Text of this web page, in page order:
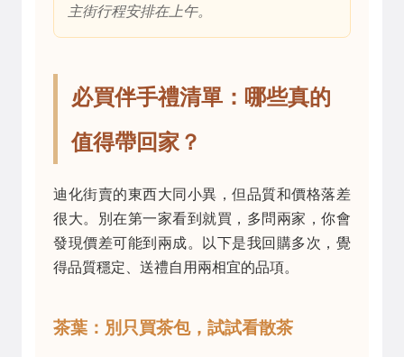
主街行程安排在上午。
必買伴手禮清單：哪些真的
值得帶回家？
迪化街賣的東西大同小異，但品質和價格落差
很大。別在第一家看到就買，多問兩家，你會
發現價差可能到兩成。以下是我回購多次，覺
得品質穩定、送禮自用兩相宜的品項。
茶葉：別只買茶包，試試看散茶